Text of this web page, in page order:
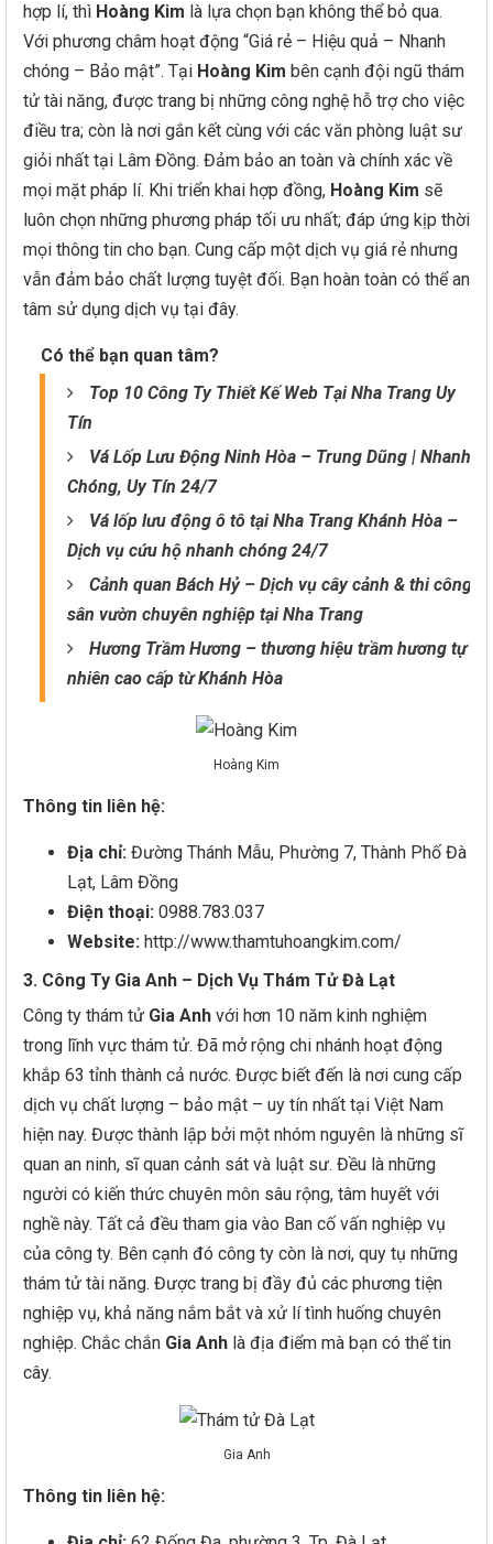
hợp lí, thì Hoàng Kim là lựa chọn bạn không thể bỏ qua.
Với phương châm hoạt động “Giá rẻ – Hiệu quả – Nhanh
chóng – Bảo mật”. Tại Hoàng Kim bên cạnh đội ngũ thám
tử tài năng, được trang bị những công nghệ hỗ trợ cho việc
điều tra; còn là nơi gắn kết cùng với các văn phòng luật sư
giỏi nhất tại Lâm Đồng. Đảm bảo an toàn và chính xác về
mọi mặt pháp lí. Khi triển khai hợp đồng, Hoàng Kim sẽ
luôn chọn những phương pháp tối ưu nhất; đáp ứng kịp thời
mọi thông tin cho bạn. Cung cấp một dịch vụ giá rẻ nhưng
vẫn đảm bảo chất lượng tuyệt đối. Bạn hoàn toàn có thể an
tâm sử dụng dịch vụ tại đây.
Có thể bạn quan tâm?
Top 10 Công Ty Thiết Kế Web Tại Nha Trang Uy
Tín
Vá Lốp Lưu Động Ninh Hòa – Trung Dũng | Nhanh
Chóng, Uy Tín 24/7
Vá lốp lưu động ô tô tại Nha Trang Khánh Hòa –
Dịch vụ cứu hộ nhanh chóng 24/7
Cảnh quan Bách Hỷ – Dịch vụ cây cảnh & thi công
sân vườn chuyên nghiệp tại Nha Trang
Hương Trầm Hương – thương hiệu trầm hương tự
nhiên cao cấp từ Khánh Hòa
Hoàng Kim
Thông tin liên hệ:
Địa chỉ: Đường Thánh Mẫu, Phường 7, Thành Phố Đà
Lạt, Lâm Đồng
Điện thoại: 0988.783.037
Website: http://www.thamtuhoangkim.com/
3. Công Ty Gia Anh – Dịch Vụ Thám Tử Đà Lạt
Công ty thám tử Gia Anh với hơn 10 năm kinh nghiệm
trong lĩnh vực thám tử. Đã mở rộng chi nhánh hoạt động
khắp 63 tỉnh thành cả nước. Được biết đến là nơi cung cấp
dịch vụ chất lượng – bảo mật – uy tín nhất tại Việt Nam
hiện nay. Được thành lập bởi một nhóm nguyên là những sĩ
quan an ninh, sĩ quan cảnh sát và luật sư. Đều là những
người có kiến thức chuyên môn sâu rộng, tâm huyết với
nghề này. Tất cả đều tham gia vào Ban cố vấn nghiệp vụ
của công ty. Bên cạnh đó công ty còn là nơi, quy tụ những
thám tử tài năng. Được trang bị đầy đủ các phương tiện
nghiệp vụ, khả năng nắm bắt và xử lí tình huống chuyên
nghiệp. Chắc chắn Gia Anh là địa điểm mà bạn có thể tin
cây.
Gia Anh
Thông tin liên hệ: